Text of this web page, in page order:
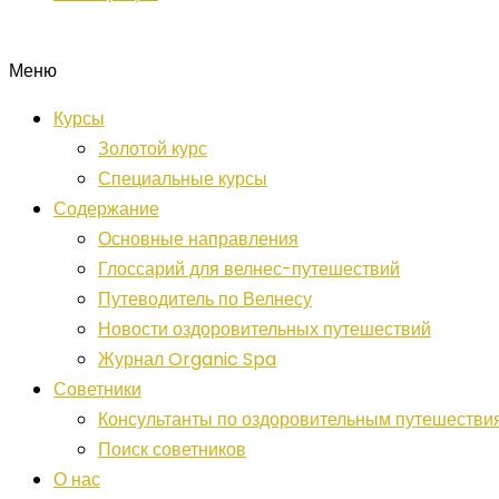
Меню
Курсы
Золотой курс
Специальные курсы
Содержание
Основные направления
Глоссарий для велнес-путешествий
Путеводитель по Велнесу
Новости оздоровительных путешествий
Журнал Organic Spa
Советники
Консультанты по оздоровительным
Поиск советников
О нас